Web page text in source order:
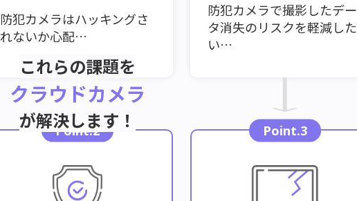
防犯カメラはハッキングさ
れないか心配…
これらの課題を
クラウドカメラ
が解決します！
Point.2
防犯カメラで撮影したデー
タ消失のリスクを軽減した
い…
Point.3